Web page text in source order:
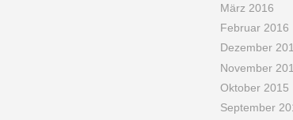
März 2016
Februar 2016
Dezember
November
Oktober 2015
September